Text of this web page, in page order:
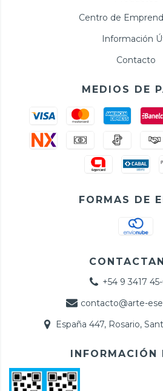
Centro de
Información
Contacto
MEDIOS DE
FORMAS DE
+54 9 3417
contacto@arte-
España 447, Rosario,
INFORMACIÓN